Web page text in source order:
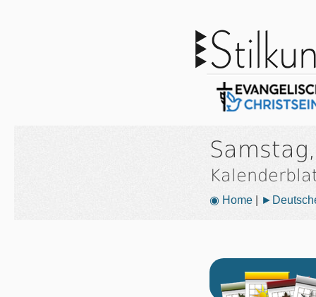
◉ Home|